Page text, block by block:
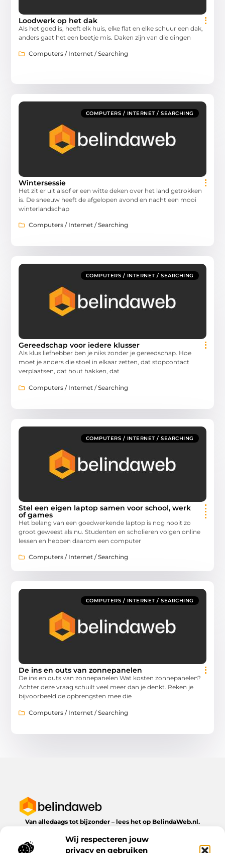
Wij respecteren jouw
privacy en gebruiken
Loodwerk op het dak
Als het goed is, heeft elk huis, elke flat en elke schuur een dak,
anders gaat het een beetje mis. Daken zijn van die dingen
Computers / Internet / Searching
COMPUTERS / INTERNET / SEARCHING
Wintersessie
Het zit er uit alsof er een witte deken over het land getrokken
is. De sneeuw heeft de afgelopen avond en nacht een mooi
winterlandschap
Computers / Internet / Searching
COMPUTERS / INTERNET / SEARCHING
Gereedschap voor iedere klusser
Als klus liefhebber ben je niks zonder je gereedschap. Hoe
moet je anders die stoel in elkaar zetten, dat stopcontact
verplaatsen, dat hout hakken, dat
Computers / Internet / Searching
COMPUTERS / INTERNET / SEARCHING
Stel een eigen laptop samen voor school, werk
of games
Het belang van een goedwerkende laptop is nog nooit zo
groot geweest als nu. Studenten en scholieren volgen online
lessen en hebben daarom een computer
Computers / Internet / Searching
COMPUTERS / INTERNET / SEARCHING
De ins en outs van zonnepanelen
De ins en outs van zonnepanelen Wat kosten zonnepanelen?
Achter deze vraag schuilt veel meer dan je denkt. Reken je
bijvoorbeeld de opbrengsten mee die
Computers / Internet / Searching
Van alledaags tot bijzonder – lees het op BelindaWeb.nl.
dagelijks leven te bieden heeft.